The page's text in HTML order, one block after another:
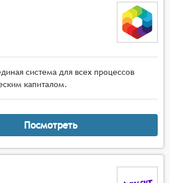
система для всех процессов
капиталом.
Посмотреть